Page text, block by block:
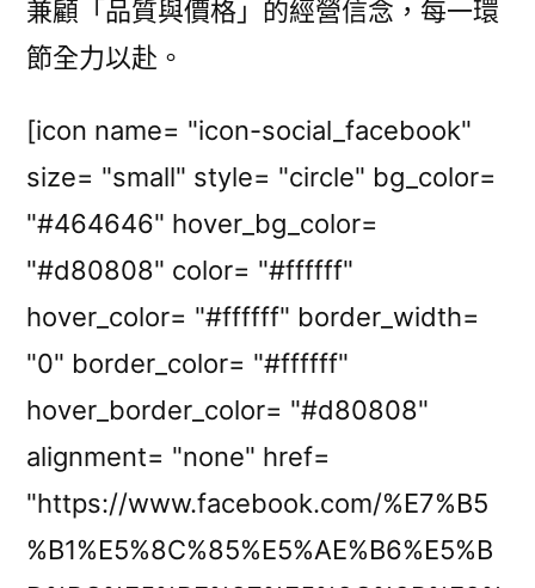
兼顧「品質與價格」的經營信念，每一環
節全力以赴。
[icon name= "icon-social_facebook"
size= "small" style= "circle" bg_color=
"#464646" hover_bg_color=
"#d80808" color= "#ffffff"
hover_color= "#ffffff" border_width=
"0" border_color= "#ffffff"
hover_border_color= "#d80808"
alignment= "none" href=
"https://www.facebook.com/%E7%B5
%B1%E5%8C%85%E5%AE%B6%E5%B